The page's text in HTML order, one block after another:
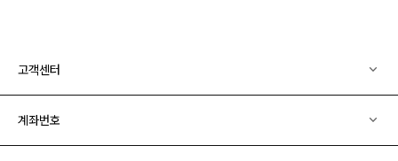
고객센터
계좌번호